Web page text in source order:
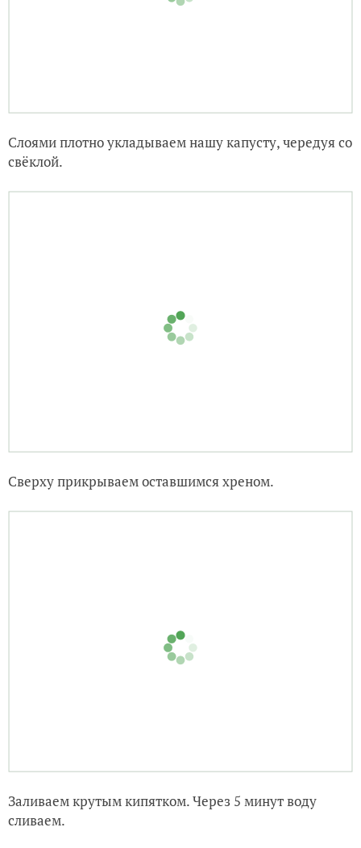
Слоями плотно укладываем нашу капусту, чередуя со
свёклой.
Сверху прикрываем оставшимся хреном.
Заливаем крутым кипятком. Через 5 минут воду
сливаем.